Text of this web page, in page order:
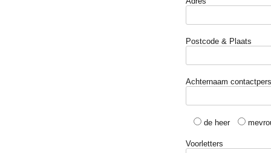
Postcode & Plaats
Achternaam
de heer
Voorletters